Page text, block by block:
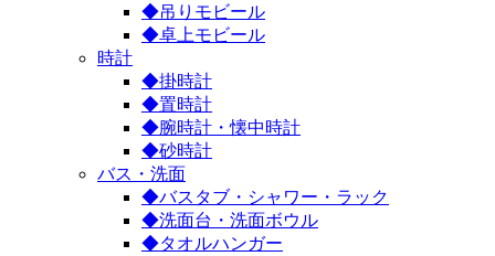
◆吊りモビール
◆卓上モビール
時計
◆掛時計
◆置時計
◆腕時計・懐中時計
◆砂時計
バス・洗面
◆バスタブ・シャワー・ラック
◆洗面台・洗面ボウル
◆タオルハンガー